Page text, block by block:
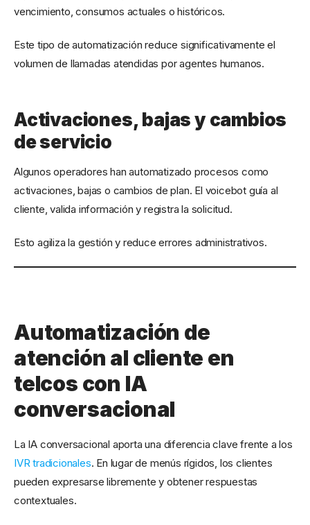
vencimiento, consumos actuales o históricos.
Este tipo de automatización reduce significativamente el
volumen de llamadas atendidas por agentes humanos.
Activaciones, bajas y cambios
de servicio
Algunos operadores han automatizado procesos como
activaciones, bajas o cambios de plan. El voicebot guía al
cliente, valida información y registra la solicitud.
Esto agiliza la gestión y reduce errores administrativos.
Automatización de
atención al cliente en
telcos con IA
conversacional
La IA conversacional aporta una diferencia clave frente a los
IVR tradicionales. En lugar de menús rígidos, los clientes
pueden expresarse libremente y obtener respuestas
contextuales.